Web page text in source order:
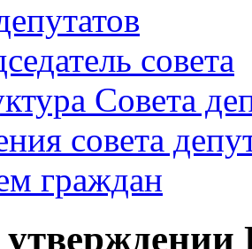
совета
Совета
совета
граждан